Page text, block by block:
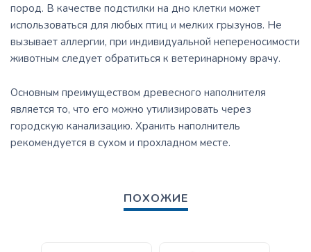
пород. В качестве подстилки на дно клетки может
использоваться для любых птиц и мелких грызунов. Не
вызывает аллергии, при индивидуальной непереносимости
животным следует обратиться к ветеринарному врачу.
Основным преимуществом древесного наполнителя
является то, что его можно утилизировать через
городскую канализацию. Хранить наполнитель
рекомендуется в сухом и прохладном месте.
ПОХОЖИЕ